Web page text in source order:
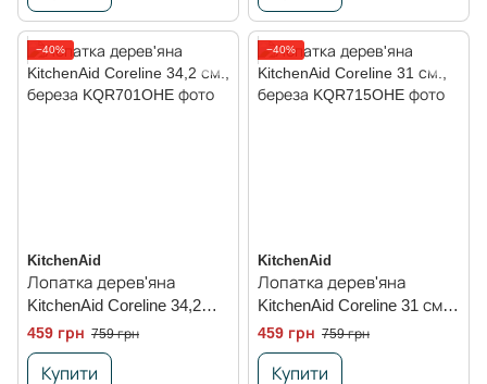
−40%
KitchenAid
Лопатка дерев'яна
KitchenAid Coreline 34,2
см., береза
459 грн 759 грн
Купити
−40%
KitchenAid
Лопатка дерев'яна
KitchenAid Coreline 31 см.,
береза
459 грн 759 грн
Купити